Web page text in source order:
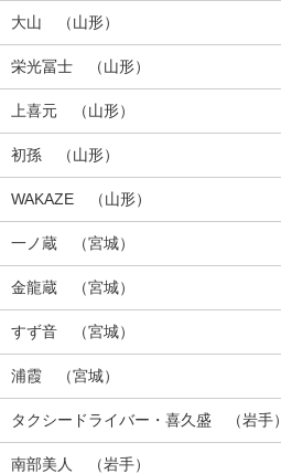
大山 （山形）
栄光冨士 （山形）
上喜元 （山形）
初孫 （山形）
WAKAZE （山形）
一ノ蔵 （宮城）
金龍蔵 （宮城）
すず音 （宮城）
浦霞 （宮城）
タクシードライバー・喜久盛 （岩手）
南部美人 （岩手）